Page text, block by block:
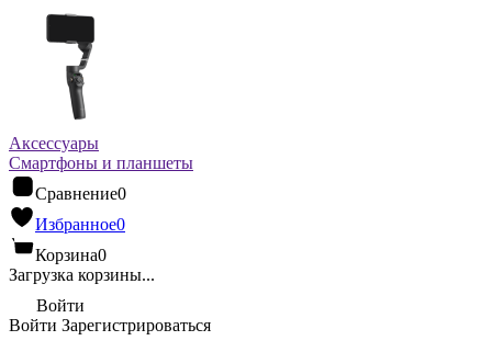
Аксессуары
Смартфоны и планшеты
Сравнение0
Избранное0
Корзина0
Загрузка корзины...
Войти
Войти Зарегистрироваться